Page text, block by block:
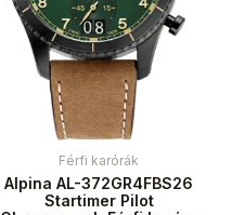
Férfi karórák
Alpina AL-372GR4FBS26
Startimer Pilot